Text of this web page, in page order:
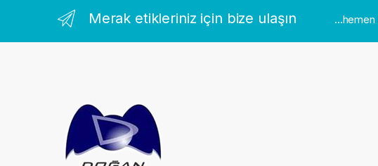
Merak etikleriniz için bize ulaşın ...hemen